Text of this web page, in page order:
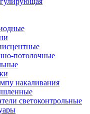
потолочные
накаливания
светоконтрольные